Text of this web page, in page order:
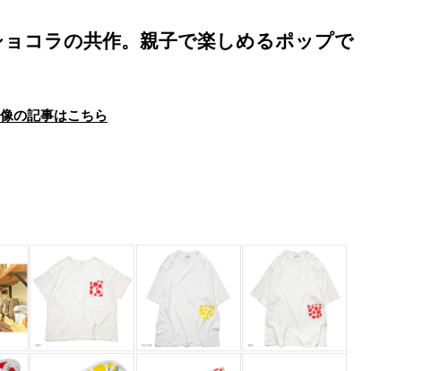
コラの共作。親子で楽しめるポップで
の記事はこちら